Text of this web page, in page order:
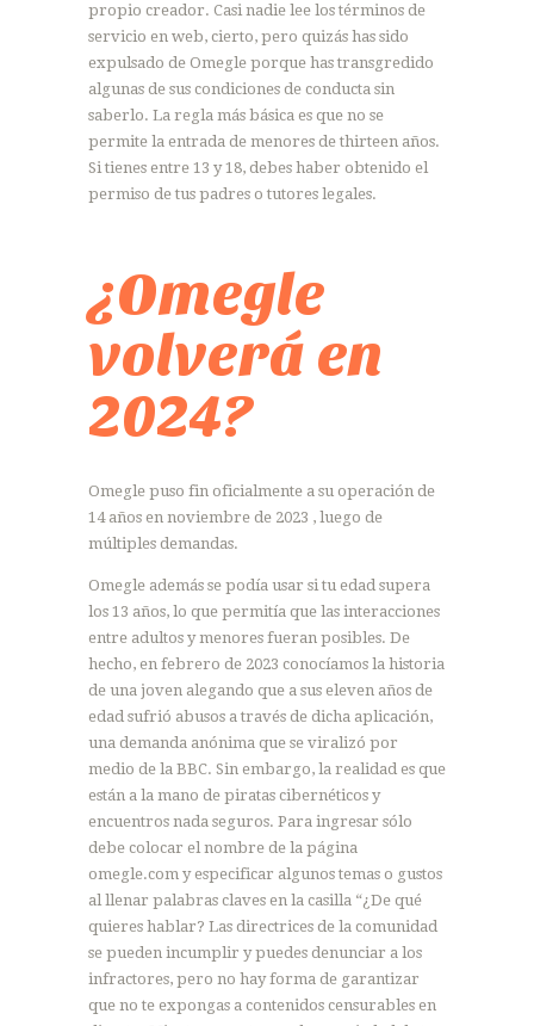
propio creador. Casi nadie lee los términos de
servicio en web, cierto, pero quizás has sido
expulsado de Omegle porque has transgredido
algunas de sus condiciones de conducta sin
saberlo. La regla más básica es que no se
permite la entrada de menores de thirteen años.
Si tienes entre 13 y 18, debes haber obtenido el
permiso de tus padres o tutores legales.
¿Omegle
volverá en
2024?
Omegle puso fin oficialmente a su operación de
14 años en noviembre de 2023 , luego de
múltiples demandas.
Omegle además se podía usar si tu edad supera
los 13 años, lo que permitía que las interacciones
entre adultos y menores fueran posibles. De
hecho, en febrero de 2023 conocíamos la historia
de una joven alegando que a sus eleven años de
edad sufrió abusos a través de dicha aplicación,
una demanda anónima que se viralizó por
medio de la BBC. Sin embargo, la realidad es que
están a la mano de piratas cibernéticos y
encuentros nada seguros. Para ingresar sólo
debe colocar el nombre de la página
omegle.com y especificar algunos temas o gustos
al llenar palabras claves en la casilla “¿De qué
quieres hablar? Las directrices de la comunidad
se pueden incumplir y puedes denunciar a los
infractores, pero no hay forma de garantizar
que no te expongas a contenidos censurables en